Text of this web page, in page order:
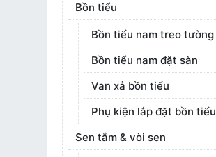
Bồn tiểu
Bồn tiểu nam treo tường
Bồn tiểu nam đặt sàn
Van xả bồn tiểu
Phụ kiện lắp đặt bồn tiểu
Sen tắm & vòi sen